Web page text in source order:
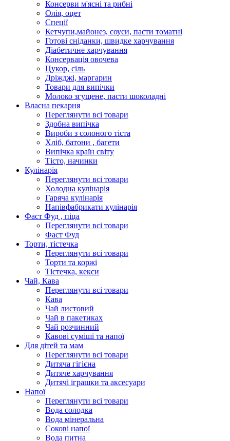
Консерви м'ясні та рибні
Олія, оцет
Спеції
Кетчупи,майонез, соуси, пасти томатні
Готові сніданки, швидке харчування
Діабетичне харчування
Консервація овочева
Цукор, сіль
Дріжджі, маргарин
Товари для випічки
Молоко згущене, пасти шоколадні
Власна пекарня
Переглянути всі товари
Здобна випічка
Вироби з солоного тіста
Хліб, батони , багети
Випічка країн світу
Тісто, начинки
Кулінарія
Переглянути всі товари
Холодна кулінарія
Гаряча кулінарія
Напівфабрикати кулінарія
Фаст Фуд , піца
Переглянути всі товари
Фаст Фуд
Торти, тістечка
Переглянути всі товари
Торти та коржі
Тістечка, кекси
Чай, Кава
Переглянути всі товари
Кава
Чай листовий
Чай в пакетиках
Чай розчинний
Кавові суміші та напої
Для дітей та мам
Переглянути всі товари
Дитяча гігієна
Дитяче харчування
Дитячі іграшки та аксесуари
Напої
Переглянути всі товари
Вода солодка
Вода мінеральна
Сокові напої
Вода питна